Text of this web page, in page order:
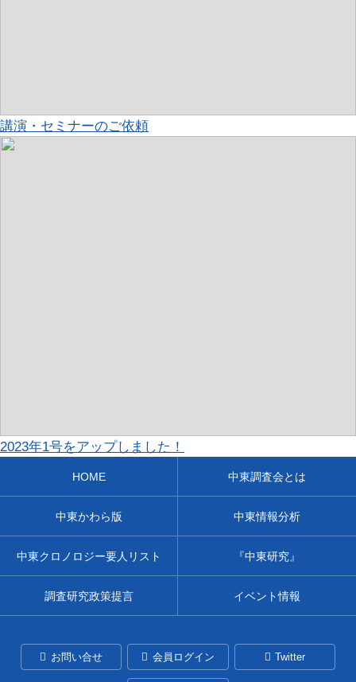
講演・セミナーのご依頼
2023年1号をアップしました！
HOME 中東調査会とは
中東かわら版 中東情報分析
中東クロノロジー要人リスト 『中東研究』
調査研究政策提言 イベント情報
お問い合せ 会員ログイン Twitter